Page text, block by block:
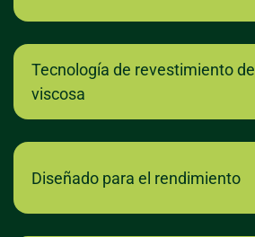
Tecnología de revestimiento de
viscosa
Diseñado para el rendimiento